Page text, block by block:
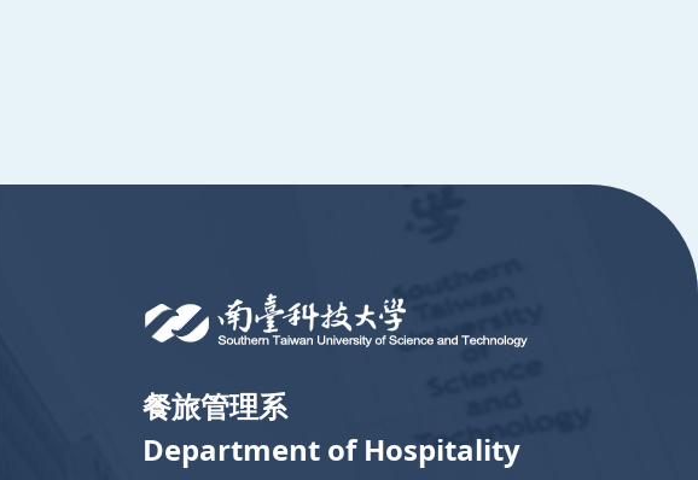
餐旅管理系
Department of Hospitality